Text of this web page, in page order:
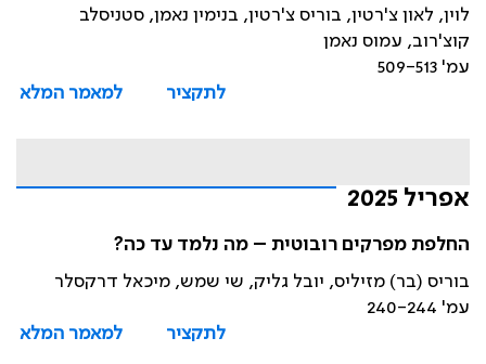
לוין, לאון צ'רטין, בוריס צ'רטין, בנימין נאמן, סטניסלב
קוצ'רוב, עמוס נאמן
עמ' 509-513
לתקציר
למאמר המלא
אפריל 2025
החלפת מפרקים רובוטית – מה נלמד עד כה?
בוריס (בר) מזיליס, יובל גליק, שי שמש, מיכאל דרקסלר
עמ' 240-244
לתקציר
למאמר המלא